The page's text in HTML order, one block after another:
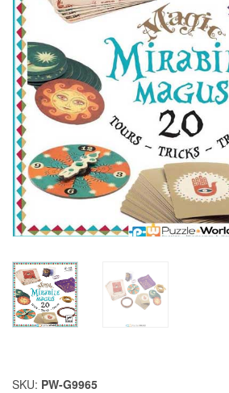
SKU: PW-G9965